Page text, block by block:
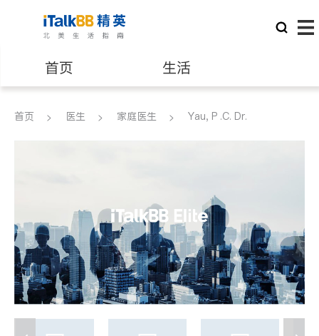
首页 生活
医生 律师
会计师
建筑装修
首页 医生 家庭医生 Yau, P .C. Dr.